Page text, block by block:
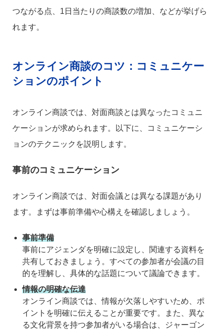
つながる点、1日当たりの商談数の増加、などが挙げら
れます。
オンライン商談のコツ：コミュニケー
ションのポイント
オンライン商談では、対面商談とは異なったコミュニ
ケーションが求められます。以下に、コミュニケーシ
ョンのテクニックを説明します。
事前のコミュニケーション
オンライン商談では、対面会議とは異なる課題があり
ます。まずは事前準備や心構えを確認しましょう。
事前準備
事前にアジェンダを明確に設定し、関連する資料を
共有しておきましょう。すべての参加者が会議の目
的を理解し、具体的な話題について議論できます。
情報の明確な伝達
オンライン商談では、情報が欠落しやすいため、ポ
イントを明確に伝えることが重要です。また、異な
る文化背景を持つ参加者がいる場合は、ジャーゴン